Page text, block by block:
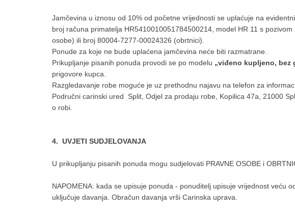
Jamčevina u iznosu od 10% od početne vrijednosti se uplaćuje na
broj računa primatelja HR5410010051784500214, model HR 11 s
osobe) ili broj 80004-7277-00024326 (obrtnici).
Ponude za koje ne bude uplaćena jamčevina neće biti razmatrane.
Prikupljanje pisanih ponuda provodi se po modelu „viđeno kupljeno, bez
prigovore kupca.
Razgledavanje robe moguće je uz prethodnu najavu na telefon za
Područni carinski ured Split, Odjel za prodaju robe, Kopilica 47a, 21000
o robi.
4. UVJETI SUDJELOVANJA
U prikupljanju pisanih ponuda mogu sudjelovati PRAVNE OSOBE i
NAPOMENA: kada se upisuje ponuda - ponuditelj upisuje vrijednost veću
uključuje davanja. Obračun davanja vrši Carinska uprava.